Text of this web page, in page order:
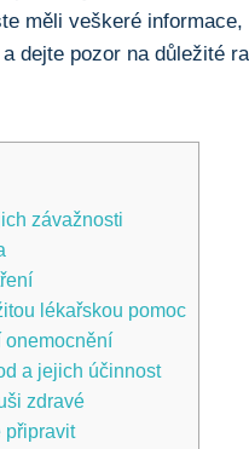
měli veškeré informace,⁢
dejte pozor na důležité
závažnosti
⁢lékařskou pomoc
onemocnění
a jejich účinnost
zdravé
připravit